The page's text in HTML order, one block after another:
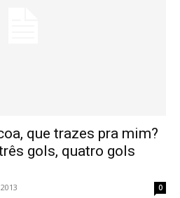
que trazes pra mim?
gols, quatro gols
0